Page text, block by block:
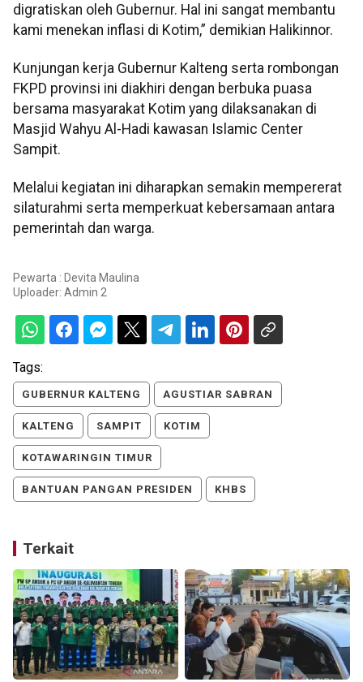
digratiskan oleh Gubernur. Hal ini sangat membantu
kami menekan inflasi di Kotim,” demikian Halikinnor.
Kunjungan kerja Gubernur Kalteng serta rombongan
FKPD provinsi ini diakhiri dengan berbuka puasa
bersama masyarakat Kotim yang dilaksanakan di
Masjid Wahyu Al-Hadi kawasan Islamic Center
Sampit.
Melalui kegiatan ini diharapkan semakin mempererat
silaturahmi serta memperkuat kebersamaan antara
pemerintah dan warga.
Pewarta : Devita Maulina
Uploader: Admin 2
Tags:
GUBERNUR KALTENG AGUSTIAR SABRAN
KALTENG SAMPIT KOTIM
KOTAWARINGIN TIMUR
BANTUAN PANGAN PRESIDEN KHBS
Terkait